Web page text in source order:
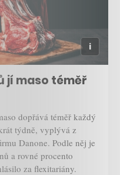
jí maso téměř
dopřává téměř každý
týdně, vyplývá z
Danone. Podle něj je
a rovné procento
za flexitariány.